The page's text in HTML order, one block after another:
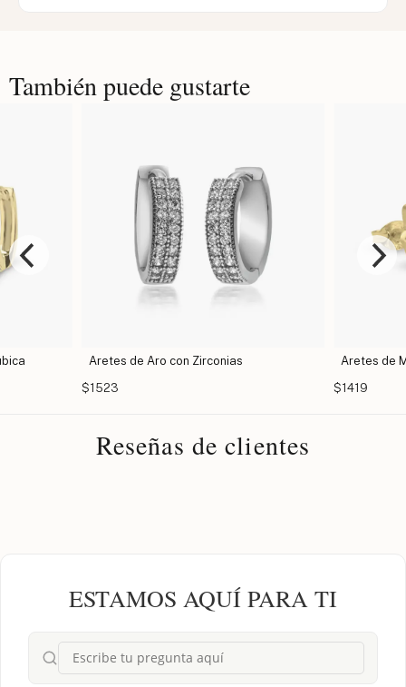
También puede gustarte
Aretes de Aro con Zirconias
$1523
Aretes de
$1419
Reseñas de clientes
ESTAMOS AQUÍ PARA TI